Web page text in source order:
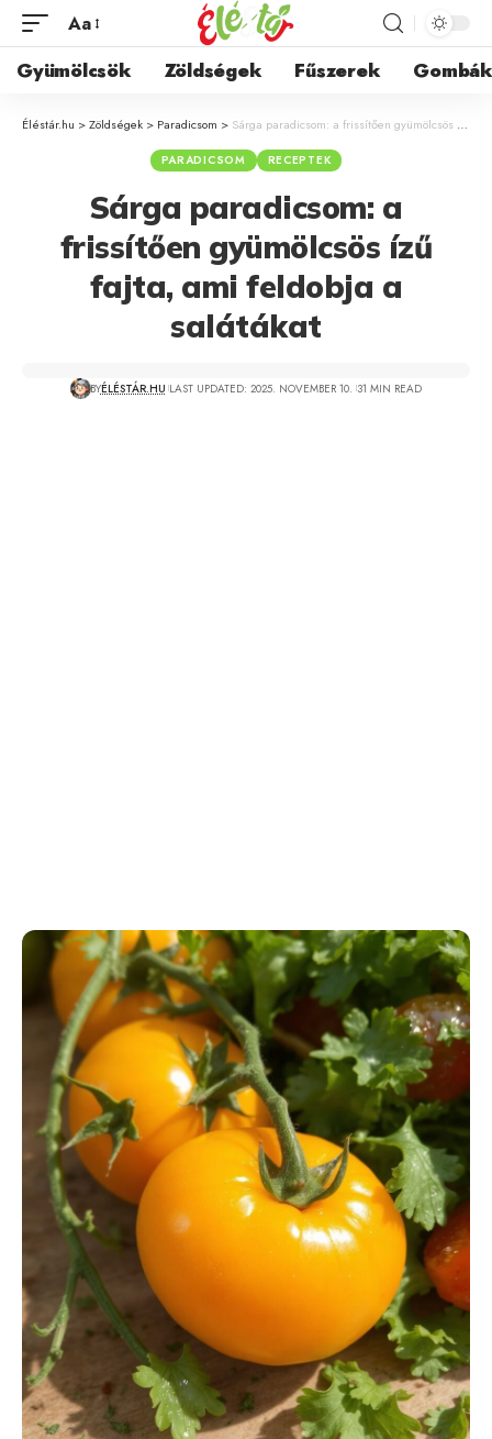
Aa
Gyümölcsök Zöldségek Fűszerek Gombák
Éléstár.hu >Zöldségek > Paradicsom > Sárga paradicsom: a frissítően gyümölcsös ízű fajta, ami feldobja a salátákat
PARADICSOM RECEPTEK
Sárga paradicsom: a
frissítően gyümölcsös ízű
fajta, ami feldobja a
salátákat
BYÉLÉSTÁR.HU LAST UPDATED: 2025. NOVEMBER 10. 31 MIN READ